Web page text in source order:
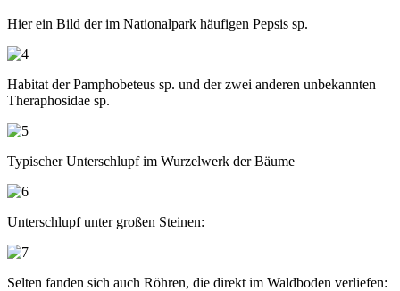
Hier ein Bild der im Nationalpark häufigen Pepsis sp.
Habitat der Pamphobeteus sp. und der zwei anderen unbekannten
Theraphosidae sp.
Typischer Unterschlupf im Wurzelwerk der Bäume
Unterschlupf unter großen Steinen:
Selten fanden sich auch Röhren, die direkt im Waldboden verliefen: